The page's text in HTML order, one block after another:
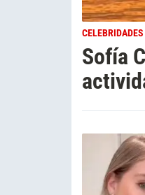
CELEBRIDADES
Sofía